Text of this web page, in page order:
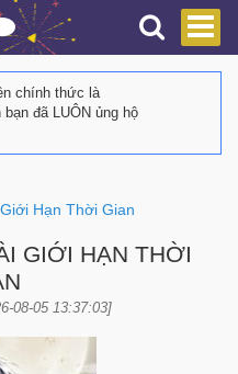
chính thức là
đã LUÔN ủng hộ
Hạn Thời Gian
GIỚI HẠN THỜI
08-05 13:37:03]